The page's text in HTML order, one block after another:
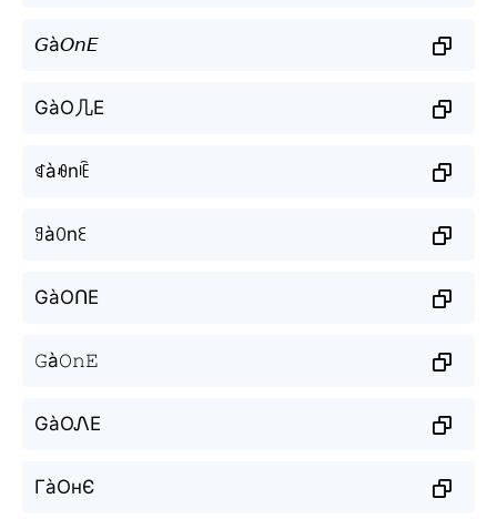
𝘎à𝘖𝘯𝘌
GàO几E
ꁍàꆂnꍟ
ꍌàꄲnꏂ
GàOՈE
𝙶à𝙾𝚗𝙴
GàOᏁE
ГàОнЄ